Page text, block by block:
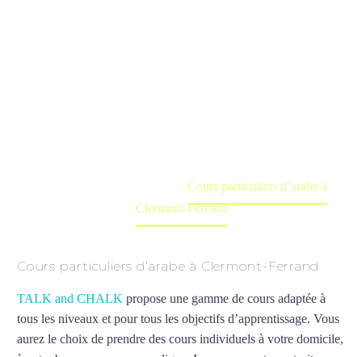
Cours particuliers d’arabe à
Clermont-Ferrand
Cours particuliers d’arabe à Clermont-Ferrand
TALK and CHALK propose une gamme de cours adaptée à
tous les niveaux et pour tous les objectifs d’apprentissage. Vous
aurez le choix de prendre des cours individuels à votre domicile,